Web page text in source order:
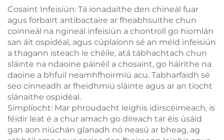
Cosaint Infeisiún: Tá ionadaithe den chineál fuar
agus forbairt antibactaire ar fheabhsuithe chun
coinneál na ngineál infeisiún a chontroll go hiomlán
san áit ospidéal, agus cúplaíonn sé an méid infeisiún
a thagann isteach le chéile, atá tábhachtach chun
sláinte na ndaoine páinéil a chosaint, go háirithe na
daoine a bhfuil neamhfhoirmiú acu. Tabharfaidh sé
seo cinneadh ar fheidhmiú sláinte agus ar an tíocht
slánaithe ospidéal.
Simplíocht: Mar phroudacht leighis idirscéimeach, is
féidir leat é a chur amach go díreach tar éis úsáid
gan aon niúchán glanadh nó neasú ar bheag, ag